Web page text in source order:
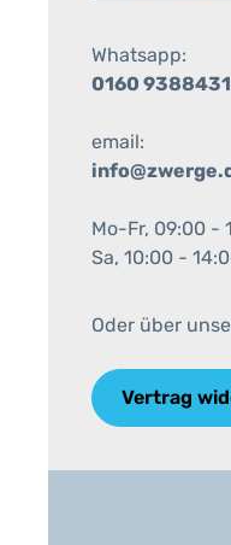
Whatsapp:
0160
email:
Mo-Fr, 09:00 -
Sa, 10:00 -
Oder über
Vertrag